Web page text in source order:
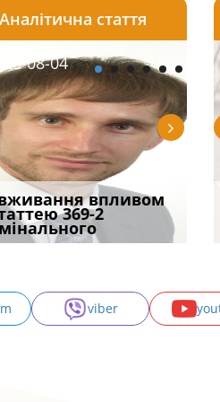
05
військової
за ігн
Аналітична стаття
08-04
впливом
369-2
2026-07-23
під час
стану: як діяти
viber